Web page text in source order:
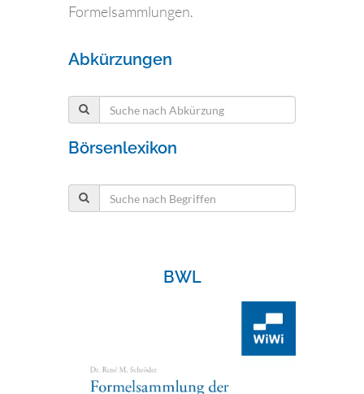
Formelsammlungen.
Abkürzungen
Börsenlexikon
BWL